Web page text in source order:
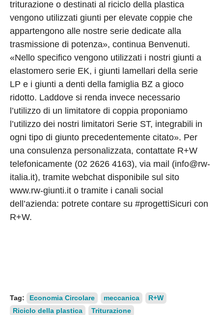
triturazione o destinati al riciclo della plastica
vengono utilizzati giunti per elevate coppie che
appartengono alle nostre serie dedicate alla
trasmissione di potenza», continua Benvenuti.
«Nello specifico vengono utilizzati i nostri giunti a
elastomero serie EK, i giunti lamellari della serie
LP e i giunti a denti della famiglia BZ a gioco
ridotto. Laddove si renda invece necessario
l’utilizzo di un limitatore di coppia proponiamo
l’utilizzo dei nostri limitatori Serie ST, integrabili in
ogni tipo di giunto precedentemente citato». Per
una consulenza personalizzata, contattate R+W
telefonicamente (02 2626 4163), via mail (info@rw-
italia.it), tramite webchat disponibile sul sito
www.rw-giunti.it o tramite i canali social
dell’azienda: potrete contare su #progettiSicuri con
R+W.
Tag: Economia Circolare meccanica
R+W
Riciclo della plastica
Triturazione